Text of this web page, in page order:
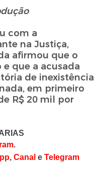
com a
na Justiça,
afirmou que o
que a acusada
de inexistência
em primeiro
R$ 20 mil por
.
,Canal eTelegram